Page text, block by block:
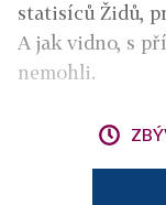
statisíců Židů,
A jak vidno, s
nemohli.